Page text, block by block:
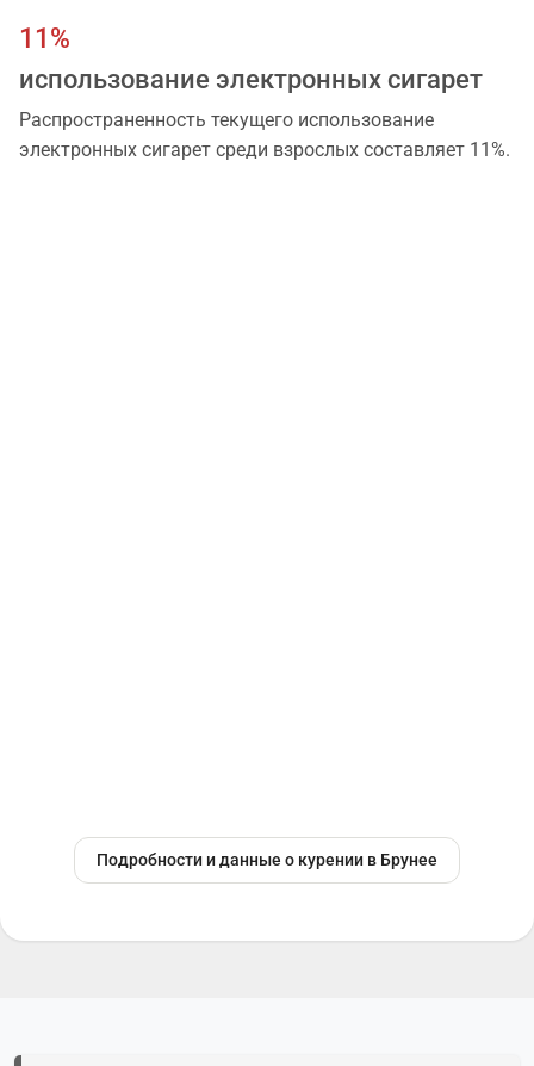
11%
использование электронных сигарет
Распространенность текущего использование
электронных сигарет среди взрослых составляет 11%.
Подробности и данные о курении в Брунее